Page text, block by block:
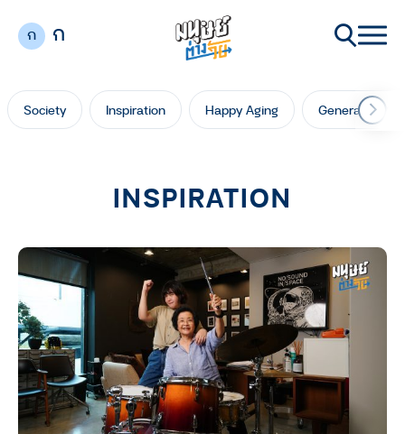
ก ก
Society Inspiration Happy Aging Generation
INSPIRATION